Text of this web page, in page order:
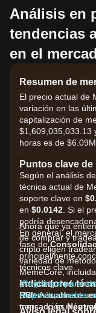
Análisis en
tendencias
en el
Resumen de
El precio actual de
variación en las
capitalización de
$1,609,035,033.13
horas es de $6.09M.
Puntos clave de
Según el análisis
técnica actual de
soporte clave en
en $0.0142 . Si el
podría
En general, el
fase de
principalmente
técnicos clave.
Indicadores
RSI:Actualmente
mercado esNeutral
Ahora que ya
de comprar y
cripto eligen
variedad de
MemeCore,
el trading de
¡Además, ofrece
transacción más
¡Regístrate para
empieza a tradear